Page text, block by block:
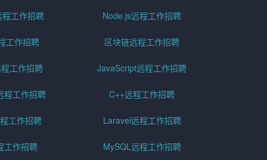
工作招聘 Node.js远程工作招聘
工作招聘 区块链远程工作招聘
工作招聘 JavaScript远程工作招聘
程工作招聘 C++远程工作招聘
工作招聘 Laravel远程工作招聘
工作招聘 MySQL远程工作招聘